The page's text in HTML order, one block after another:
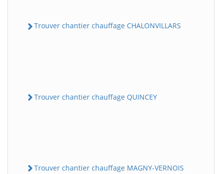
Trouver chantier chauffage CHALONVILLARS
Trouver chantier chauffage QUINCEY
Trouver chantier chauffage MAGNY-VERNOIS